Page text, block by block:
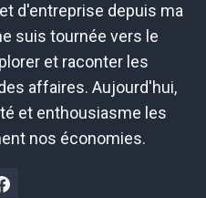
d'entreprise depuis ma
suis tournée vers le
et raconter les
affaires. Aujourd'hui,
et enthousiasme les
nos économies.